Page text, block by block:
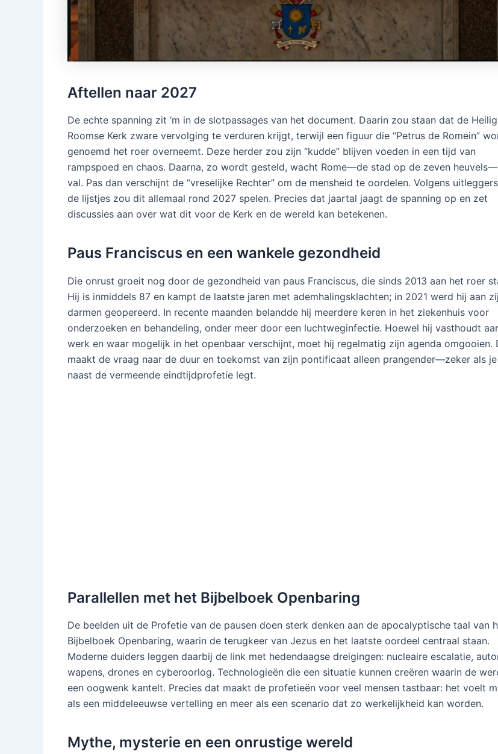
Aftellen naar 2027
De echte spanning zit ’m in de slotpassages van het document. Daarin zou staan dat de
Roomse Kerk zware vervolging te verduren krijgt, terwijl een figuur die “Petrus de Romein”
genoemd het roer overneemt. Deze herder zou zijn “kudde” blijven voeden in een tijd van
rampspoed en chaos. Daarna, zo wordt gesteld, wacht Rome—de stad op de zeven
val. Pas dan verschijnt de “vreselijke Rechter” om de mensheid te oordelen. Volgens
de lijstjes zou dit allemaal rond 2027 spelen. Precies dat jaartal jaagt de spanning op en zet
discussies aan over wat dit voor de Kerk en de wereld kan betekenen.
Paus Franciscus en een wankele gezondheid
Die onrust groeit nog door de gezondheid van paus Franciscus, die sinds 2013 aan het roer
Hij is inmiddels 87 en kampt de laatste jaren met ademhalingsklachten; in 2021 werd hij aan
darmen geopereerd. In recente maanden belandde hij meerdere keren in het ziekenhuis voor
onderzoeken en behandeling, onder meer door een luchtweginfectie. Hoewel hij vasthoudt
werk en waar mogelijk in het openbaar verschijnt, moet hij regelmatig zijn agenda omgooien.
maakt de vraag naar de duur en toekomst van zijn pontificaat alleen prangender—zeker als
naast de vermeende eindtijdprofetie legt.
Parallellen met het Bijbelboek Openbaring
De beelden uit de Profetie van de pausen doen sterk denken aan de apocalyptische taal van
Bijbelboek Openbaring, waarin de terugkeer van Jezus en het laatste oordeel centraal staan.
Moderne duiders leggen daarbij de link met hedendaagse dreigingen: nucleaire escalatie,
wapens, drones en cyberoorlog. Technologieën die een situatie kunnen creëren waarin de
een oogwenk kantelt. Precies dat maakt de profetieën voor veel mensen tastbaar: het voelt
als een middeleeuwse vertelling en meer als een scenario dat zo werkelijkheid kan worden.
Mythe, mysterie en een onrustige wereld